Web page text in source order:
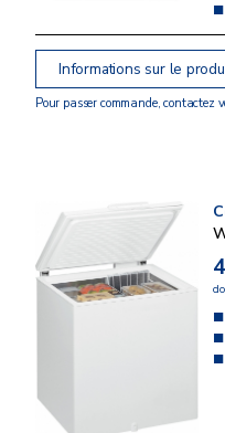
Informations sur le
Pour passer commande, contactez